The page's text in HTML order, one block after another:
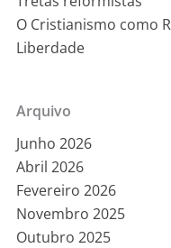
O Cristianismo como
Liberdade
Arquivo
Junho 2026
Abril 2026
Fevereiro 2026
Novembro 2025
Outubro 2025